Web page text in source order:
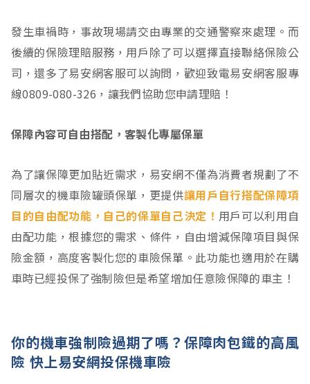
發生車禍時，事故現場請交由專業的交通警察來處理。而
後續的保險理賠服務，用戶除了可以選擇直接聯絡保險公
司，還多了易安網客服可以詢問，歡迎致電易安網客服專
線0809-080-326，讓我們協助您申請理賠！
保障內容可自由搭配，客製化專屬保單
為了讓保障更加貼近需求，易安網不僅為消費者規劃了不
同層次的機車險罐頭保單，更提供讓用戶自行搭配保障項
目的自由配功能，自己的保單自己決定！ 用戶可以利用自
由配功能，根據您的需求、條件，自由增減保障項目與保
險金額，高度客製化您的車險保單。此功能也適用於在購
車時已經投保了強制險但是希望增加任意險保障的車主！
你的機車強制險過期了嗎？保障肉包鐵的高風
險 快上易安網投保機車險